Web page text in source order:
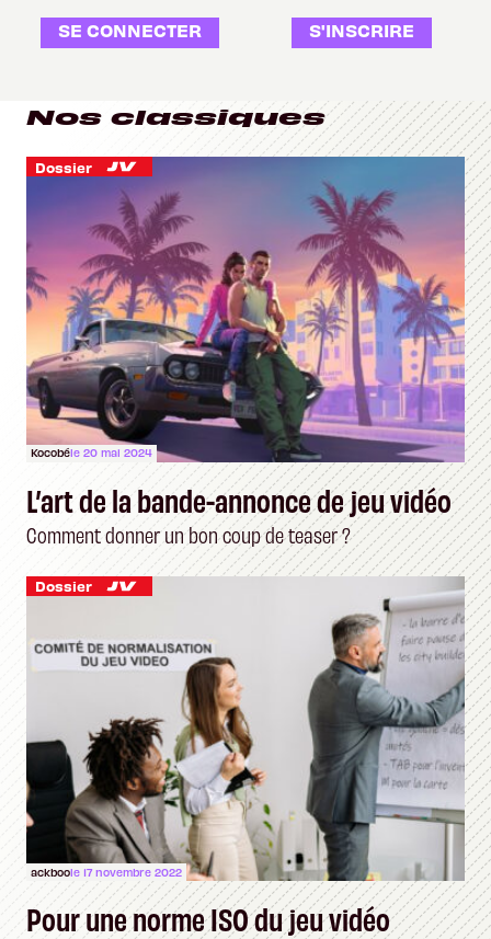
SE CONNECTER S'INSCRIRE
Nos classiques
Dossier
Kocobéle 20 mai 2024
L’art de la bande-annonce de jeu vidéo
Comment donner un bon coup de teaser ?
Dossier
ackboole 17 novembre 2022
Pour une norme ISO du jeu vidéo